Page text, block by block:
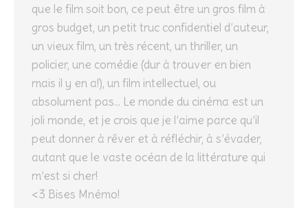
que le film soit bon, ce peut être un gros film à
gros budget, un petit truc confidentiel d’auteur,
un vieux film, un très récent, un thriller, un
policier, une comédie (dur à trouver en bien
mais il y en a!), un film intellectuel, ou
absolument pas… Le monde du cinéma est un
joli monde, et je crois que je l’aime parce qu’il
peut donner à rêver et à réfléchir, à s’évader,
autant que le vaste océan de la littérature qui
m’est si cher!
<3 Bises Mnémo!